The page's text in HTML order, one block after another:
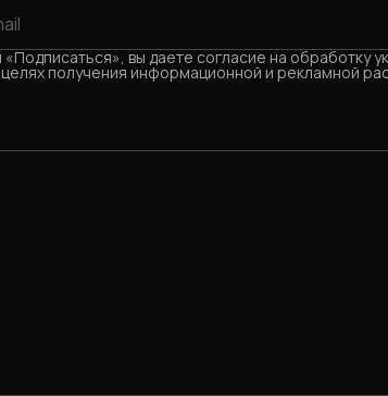
вы даете согласие на обработку
целях получения информационной и рекламной